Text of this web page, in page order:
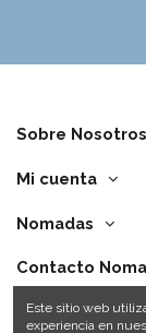
Sobre Nosotros
Mi cuenta
Nomadas
Contacto
Este sitio web
experiencia en